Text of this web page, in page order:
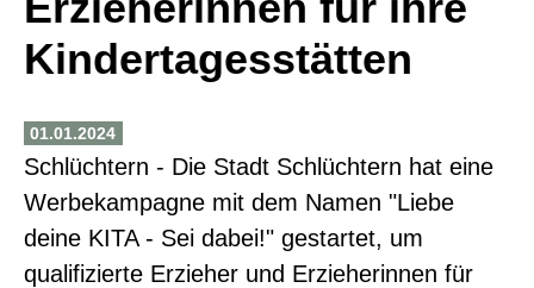
Kindertagesstätten
01.01.2024
Schlüchtern - Die Stadt Schlüchtern hat eine
Werbekampagne mit dem Namen "Liebe
deine KITA - Sei dabei!" gestartet, um
qualifizierte Erzieher und Erzieherinnen für